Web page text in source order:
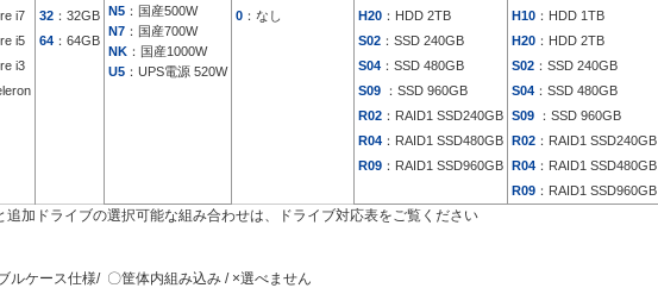
N5 ：国産500W
N7 ：国産700W
NK ：国産1000W
U5 ：UPS電源 520W
i7 32 ：32GB 0 ：なし H20 ：HDD 2TB H10 ：HDD 1TB
i5 64 ：64GB S02 ：SSD 240GB H20 ：HDD 2TB
i3 S04 ：SSD 480GB S02 ：SSD 240GB
S09 ：SSD 960GB S04 ：SSD 480GB
R02 ：RAID1 SSD240GB S09 ：SSD 960GB
R04 ：RAID1 SSD480GB R02 ：RAID1 SSD240GB
R09 ：RAID1 SSD960GB R04 ：RAID1 SSD480GB
R09 ：RAID1 SSD960GB
加ドライブの選択可能な組み合わせは、ドライブ対応表をご覧ください
ルケース仕様/ 〇筐体内組み込み / ×選べません